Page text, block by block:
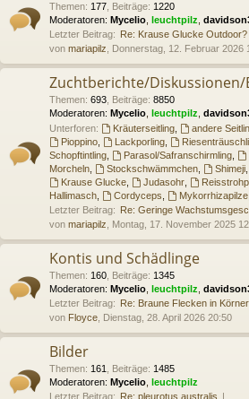
Themen: 177 Beiträge: 1220
Moderatoren: Mycelio leuchtpilz
Letzter Beitrag: Re: Krause Glucke Outdoor?
von mariapilz , Donnerstag, 12. Februar 2026
Zuchtberichte/
Themen: 693 Beiträge: 8850
Moderatoren: Mycelio leuchtpilz
Unterforen:
Kräuterseitling, andere
Pioppino, Lackporling,
Schopftintling
Parasol/Safranschirmling,
Morcheln
Stockschwämmchen, Shimeji,
Krause Glucke, Judasohr,
Hallimasch
Cordyceps Mykorrhizapilze,
Letzter Beitrag: Re: Geringe
von mariapilz , Montag, 17. November 2025
Kontis und Schädlinge
Themen: 160 Beiträge: 1345
Moderatoren: Mycelio leuchtpilz
Letzter Beitrag: Re: Braune Flecken in
von Floyce , Dienstag, 28. April 2026 20:50
Bilder
Themen: 161 Beiträge: 1485
Moderatoren: Mycelio leuchtpilz
Letzter Beitrag: Re: pleurotus australis